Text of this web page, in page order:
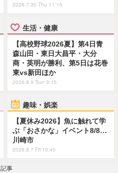
2026.7.30 Thu 11:15
生活・健康
【高校野球2026夏】第4日青
森山田・東日大昌平・大分
商・英明が勝利、第5日は花巻
東vs新田ほか
2026.8.9 Sun 9:15
趣味・娯楽
【夏休み2026】魚に触れて学
ぶ「おさかな」イベント8/8…
川崎市
2026.8.7 Fri 10:45
記事